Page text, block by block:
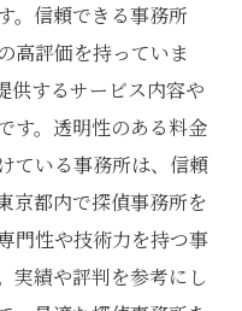
。信頼できる事務所
高評価を持っていま
供するサービス内容や
す。透明性のある料金
ている事務所は、信頼
京都内で探偵事務所を
門性や技術力を持つ事
実績や評判を参考にし